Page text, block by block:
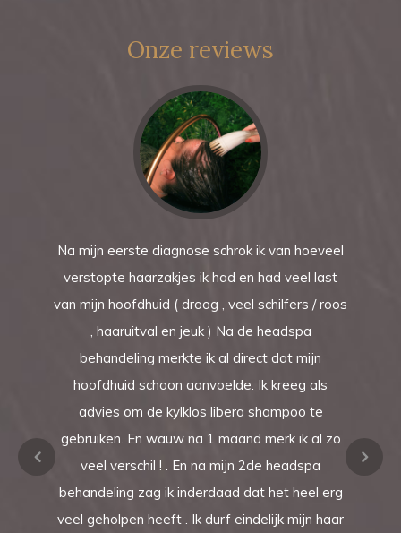
Onze reviews
Na mijn eerste diagnose schrok ik van hoeveel
verstopte haarzakjes ik had en had veel last
van mijn hoofdhuid ( droog , veel schilfers / roos
, haaruitval en jeuk ) Na de headspa
behandeling merkte ik al direct dat mijn
hoofdhuid schoon aanvoelde. Ik kreeg als
advies om de kylklos libera shampoo te
gebruiken. En wauw na 1 maand merk ik al zo
veel verschil ! . En na mijn 2de headspa
behandeling zag ik inderdaad dat het heel erg
veel geholpen heeft . Ik durf eindelijk mijn haar